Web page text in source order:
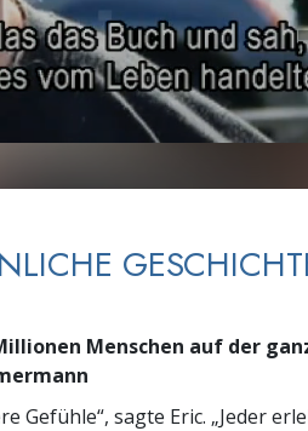
Menschen auf der
Gefühle“, sagte Eric. „Jeder